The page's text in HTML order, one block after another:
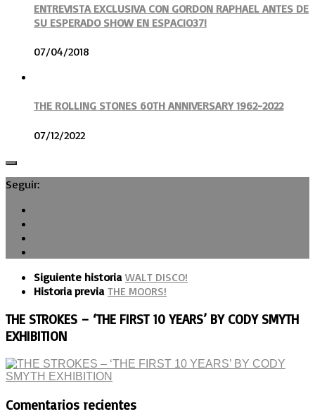
ENTREVISTA EXCLUSIVA CON GORDON RAPHAEL ANTES DE
SU ESPERADO SHOW EN ESPACIO37!
07/04/2018
THE ROLLING STONES 60TH ANNIVERSARY 1962-2022
07/12/2022
Seguir:
Siguiente historia WALT DISCO!
Historia previa THE MOORS!
THE STROKES – ‘THE FIRST 10 YEARS’ BY CODY SMYTH
EXHIBITION
Comentarios recientes